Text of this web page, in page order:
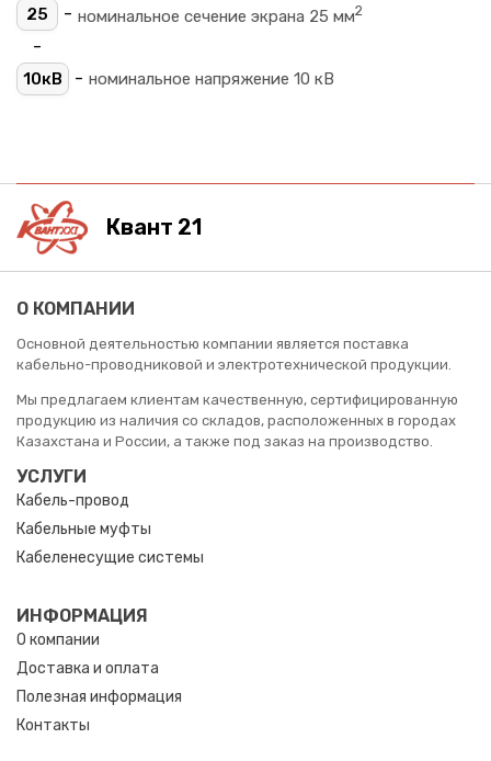
25 - номинальное сечение экрана 25 мм2
-
10кВ - номинальное напряжение 10 кВ
Квант 21
О КОМПАНИИ
Основной деятельностью компании является поставка
кабельно-проводниковой и электротехнической продукции.
Мы предлагаем клиентам качественную, сертифицированную
продукцию из наличия со складов, расположенных в городах
Казахстана и России, а также под заказ на производство.
УСЛУГИ
Кабель-провод
Кабельные муфты
Кабеленесущие системы
ИНФОРМАЦИЯ
О компании
Доставка и оплата
Полезная информация
Контакты